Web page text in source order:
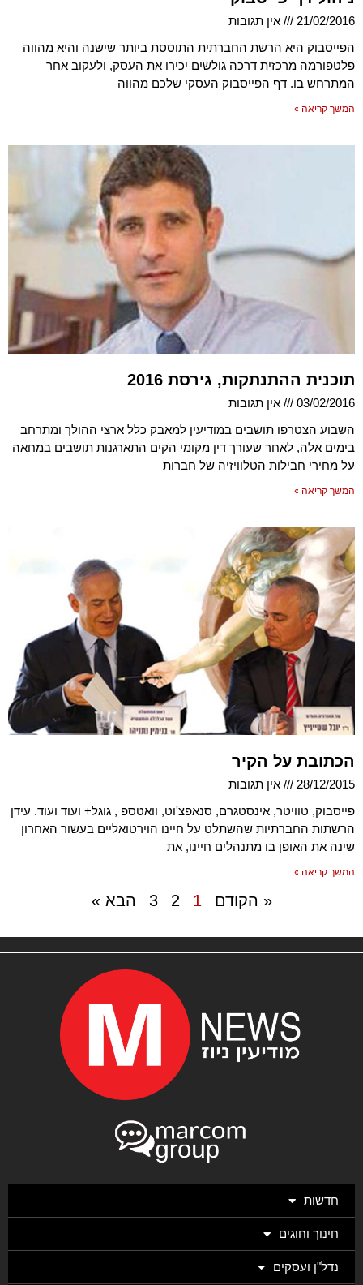
21/02/2016
אין תגובות
הפייסבוק היא הרשת החברתית התוססת ביותר שישנה והיא מהווה
פלטפורמה מרכזית דרכה גולשים יכירו את העסק, ולעקוב אחר
המתרחש בו. דף הפייסבוק העסקי שלכם מהווה
המשך קריאה »
תוכנית ההתנתקות, גירסת 2016
03/02/2016
אין תגובות
השבוע הצטרפו תושבים במודיעין למאבק כלל ארצי ההולך ומתרחב
בימים אלה, לאחר שעורך דין מקומי הקים התארגנות תושבים במחאה
על מחירי חבילות הטלוויזיה של חברות
המשך קריאה »
הכתובת על הקיר
28/12/2015
אין תגובות
פייסבוק, טוויטר, אינסטגרם, סנאפצ'וט, וואטספ , גוגל+ ועוד ועוד. עידן
הרשתות החברתיות שהשתלט על חיינו הוירטואליים בעשור האחרון
שינה את האופן בו מתנהלים חיינו, את
המשך קריאה »
« הקודם 1
2
3 הבא »
חדשות
חינוך וחוגים
נדל"ן ועסקים